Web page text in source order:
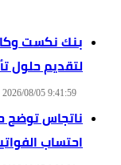
بنك نكست
لتقديم حلول
2026/08/05 9:41:59 مساءً
ناتجاس
احتساب